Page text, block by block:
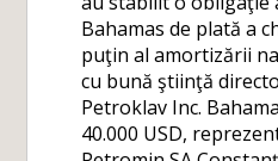
Bahamas de plată a
puţin al amortizării
cu bună ştiinţă
Petroklav Inc.
40.000 USD,